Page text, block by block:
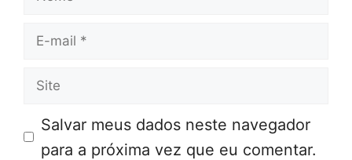
E-
Site
Salvar meus dados neste navegador
para a próxima vez que eu comentar.